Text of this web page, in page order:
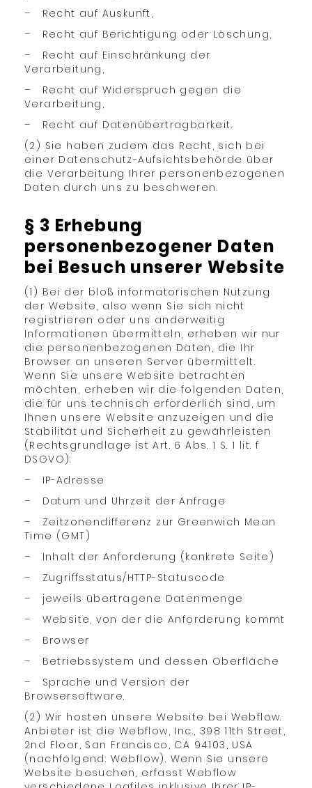
– Recht auf Auskunft,
– Recht auf Berichtigung oder Löschung,
– Recht auf Einschränkung der
Verarbeitung,
– Recht auf Widerspruch gegen die
Verarbeitung,
– Recht auf Datenübertragbarkeit.
(2) Sie haben zudem das Recht, sich bei
einer Datenschutz-Aufsichtsbehörde über
die Verarbeitung Ihrer personenbezogenen
Daten durch uns zu beschweren.
§ 3 Erhebung
personenbezogener Daten
bei Besuch unserer Website
(1) Bei der bloß informatorischen Nutzung
der Website, also wenn Sie sich nicht
registrieren oder uns anderweitig
Informationen übermitteln, erheben wir nur
die personenbezogenen Daten, die Ihr
Browser an unseren Server übermittelt.
Wenn Sie unsere Website betrachten
möchten, erheben wir die folgenden Daten,
die für uns technisch erforderlich sind, um
Ihnen unsere Website anzuzeigen und die
Stabilität und Sicherheit zu gewährleisten
(Rechtsgrundlage ist Art. 6 Abs. 1 S. 1 lit. f
DSGVO):
– IP-Adresse
– Datum und Uhrzeit der Anfrage
– Zeitzonendifferenz zur Greenwich Mean
Time (GMT)
– Inhalt der Anforderung (konkrete Seite)
– Zugriffsstatus/HTTP-Statuscode
– jeweils übertragene Datenmenge
– Website, von der die Anforderung kommt
– Browser
– Betriebssystem und dessen Oberfläche
– Sprache und Version der
Browsersoftware.
(2) Wir hosten unsere Website bei Webflow.
Anbieter ist die Webflow, Inc., 398 11th Street,
2nd Floor, San Francisco, CA 94103, USA
(nachfolgend: Webflow). Wenn Sie unsere
Website besuchen, erfasst Webflow